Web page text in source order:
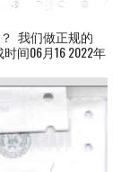
我们做正规的
间06月16 2022年